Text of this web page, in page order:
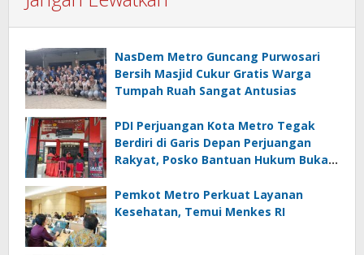
NasDem Metro Guncang Purwosari
Bersih Masjid Cukur Gratis Warga
Tumpah Ruah Sangat Antusias
PDI Perjuangan Kota Metro Tegak
Berdiri di Garis Depan Perjuangan
Rakyat, Posko Bantuan Hukum Buka
Pemkot Metro Perkuat Layanan
Kesehatan, Temui Menkes RI